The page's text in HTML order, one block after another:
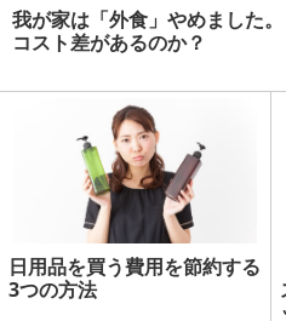
我が家は「外食」やめました
コスト差があるのか？
日用品を買う費用を節約する
3つの方法